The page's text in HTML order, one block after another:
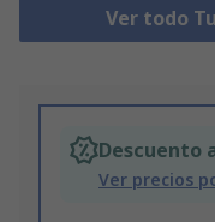
Ver todo
Descuento
Ver precios